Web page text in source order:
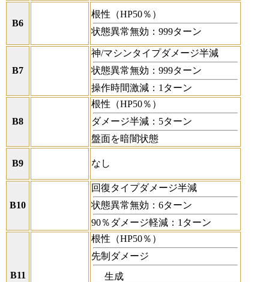
B6
根性（HP50％）
状態異常無効：999ターン
B7
神/マシンタイプダメージ半減
状態異常無効：999ターン
操作時間激減：1ターン
B8
根性（HP50％）
ダメージ半減：5ターン
盤面を暗闇状態
B9 なし
B10
回復タイプダメージ半減
状態異常無効：6ターン
90％ダメージ軽減：1ターン
B11
根性（HP50％）
先制ダメージ
生成